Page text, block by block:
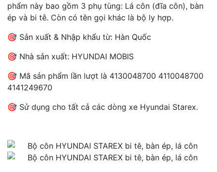
phẩm này bao gồm 3 phụ tùng: Lá côn (đĩa côn), bàn
ép và bi tê. Còn có tên gọi khác là bộ ly hợp.
🎯 Sản xuất & Nhập khẩu từ: Hàn Quốc
🎯 Nhà sản xuất: HYUNDAI MOBIS
🎯 Mã sản phẩm lần lượt là 4130048700 4110048700
4141249670
🎯 Sử dụng cho tất cả các dòng xe Hyundai Starex.